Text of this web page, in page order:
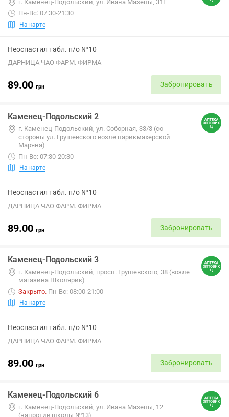
г. Каменец-Подольский, ул. Ивана Мазепы, 31Г
Пн-Вс: 07:30-21:30
На карте
Неоспастил табл. п/о №10
ДАРНИЦА ЧАО ФАРМ. ФИРМА
89.00 грн Забронировать
Каменец-Подольский 2
г. Каменец-Подольский, ул. Соборная, 33/3 (со
стороны ул. Грушевского возле парикмахерской
Маряна)
Пн-Вс: 07:30-20:30
На карте
Неоспастил табл. п/о №10
ДАРНИЦА ЧАО ФАРМ. ФИРМА
89.00 грн Забронировать
Каменец-Подольский 3
г. Каменец-Подольский, просп. Грушевского, 38 (возле
магазина Школярик)
Закрыто. Пн-Вс: 08:00-21:00
На карте
Неоспастил табл. п/о №10
ДАРНИЦА ЧАО ФАРМ. ФИРМА
89.00 грн Забронировать
Каменец-Подольский 6
г. Каменец-Подольский, ул. Ивана Мазепы, 12
(напротив школы №13)